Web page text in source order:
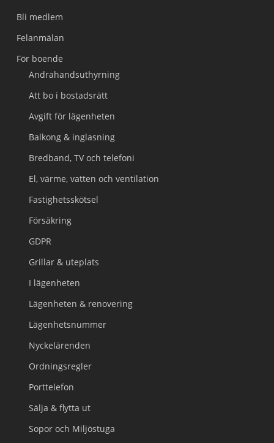
Bli medlem
Felanmälan
För boende
Andrahandsuthyrning
Att bo i bostadsrätt
Avgift för lägenheten
Balkong & inglasning
Bredband, TV och telefoni
El, värme, vatten och ventilation
Fastighetsskötsel
Försäkring
GDPR
Grillar & uteplats
I lägenheten
Lägenheten & renovering
Lägenhetsnummer
Nyckelärenden
Ordningsregler
Porttelefon
Sälja & flytta ut
Sopor och Miljöstuga